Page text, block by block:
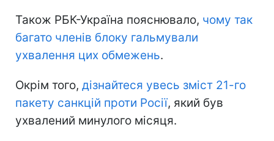
Також РБК-Україна пояснювало, чому так
багато членів блоку гальмували
ухвалення цих обмежень.
Окрім того, дізнайтеся увесь зміст 21-го
пакету санкцій проти Росії, який був
ухвалений минулого місяця.